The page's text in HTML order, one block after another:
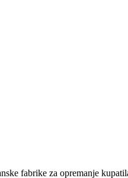
fabrike za opremanje